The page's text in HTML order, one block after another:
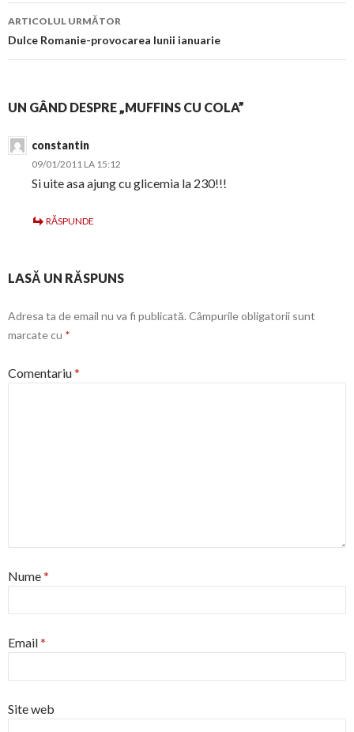
articol
ARTICOLUL URMĂTOR
Dulce Romanie-provocarea lunii ianuarie
UN GÂND DESPRE „MUFFINS CU COLA”
constantin
09/01/2011 LA 15:12
Si uite asa ajung cu glicemia la 230!!!
RĂSPUNDE
LASĂ UN RĂSPUNS
Adresa ta de email nu va fi publicată. Câmpurile obligatorii sunt
marcate cu *
Comentariu*
Nume*
Email*
Site web